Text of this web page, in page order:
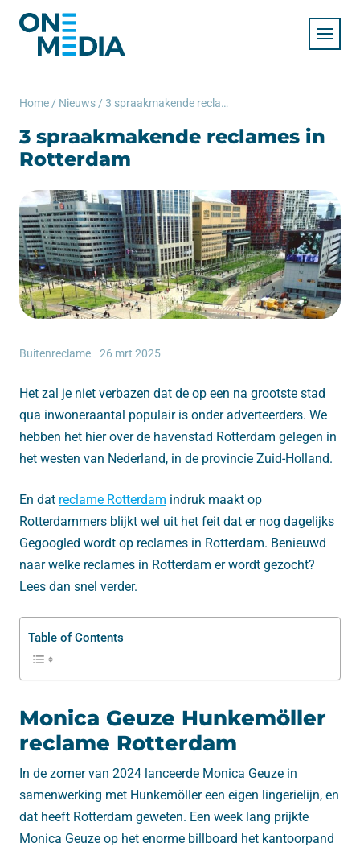
Home / Nieuws / 3 spraakmakende reclames in Rotterdam
3 spraakmakende reclames in
Rotterdam
Buitenreclame 26 mrt 2025
Het zal je niet verbazen dat de op een na grootste stad
qua inwoneraantal populair is onder adverteerders. We
hebben het hier over de havenstad Rotterdam gelegen in
het westen van Nederland, in de provincie Zuid-Holland.
En dat reclame Rotterdam indruk maakt op
Rotterdammers blijkt wel uit het feit dat er nog dagelijks
Gegoogled wordt op reclames in Rotterdam. Benieuwd
naar welke reclames in Rotterdam er wordt gezocht?
Lees dan snel verder.
Table of Contents
Monica Geuze Hunkemöller
reclame Rotterdam
In de zomer van 2024 lanceerde Monica Geuze in
samenwerking met Hunkemöller een eigen lingerielijn, en
dat heeft Rotterdam geweten. Een week lang prijkte
Monica Geuze op het enorme billboard het kantoorpand